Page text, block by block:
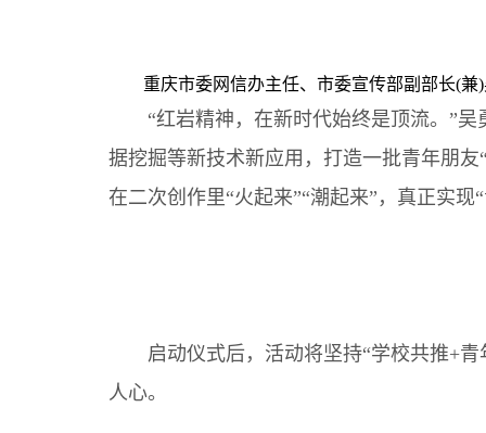
重庆市委网信办主任、市委宣传部副部长(兼
“红岩精神，在新时代始终是顶流。”吴
据挖掘等新技术新应用，打造一批青年朋
在二次创作里“火起来”“潮起来”，真正实
启动仪式后，活动将坚持“学校共推+青
人心。